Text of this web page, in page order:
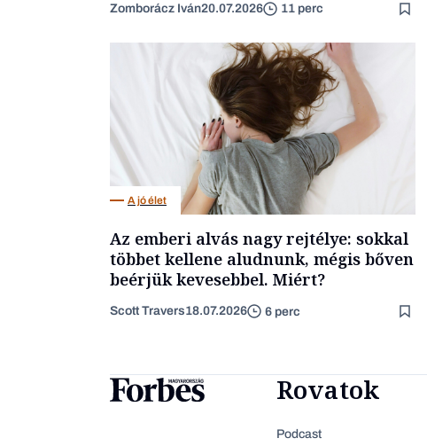
Zomborácz Iván20.07.2026 11 perc
A jó élet
Az emberi alvás nagy rejtélye: sokkal
többet kellene aludnunk, mégis bőven
beérjük kevesebbel. Miért?
Scott Travers18.07.2026 6 perc
Rovatok
Podcast